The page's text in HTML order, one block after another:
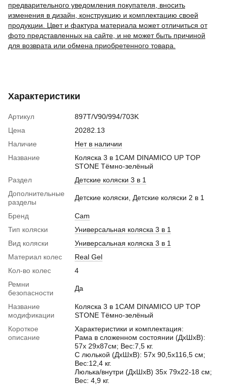
предварительного уведомления покупателя, вносить
изменения в дизайн, конструкцию и комплектацию своей
продукции. Цвет и фактура материала может отличиться от
фото представленных на сайте, и не может быть причиной
для возврата или обмена приобретенного товара.
Характеристики
Артикул
897T/V90/994/703K
Цена
20282.13
Наличие
Нет в наличии
Название
Коляска 3 в 1CAM DINAMICO UP TOP
STONE Тёмно-зелёный
Раздел
Детские коляски 3 в 1
Дополнительные
разделы
Детские коляски, Детские коляски 2 в 1
Бренд
Cam
Тип коляски
Универсальная коляска 3 в 1
Вид коляски
Универсальная коляска 3 в 1
Материал колес
Real Gel
Кол-во колес
4
Ремни
безопасности
Да
Название
модификации
Коляска 3 в 1CAM DINAMICO UP TOP
STONE Тёмно-зелёный
Короткое
описание
Характеристики и комплектация:
Рама в сложенном состоянии (ДхШхВ):
57х 29х87см; Вес:7,5 кг.
С люлькой (ДхШхВ): 57х 90,5х116,5 см;
Вес:12,4 кг.
Люлька/внутри (ДхШхВ) 35х 79х22-18 см;
Вес: 4,9 кг.